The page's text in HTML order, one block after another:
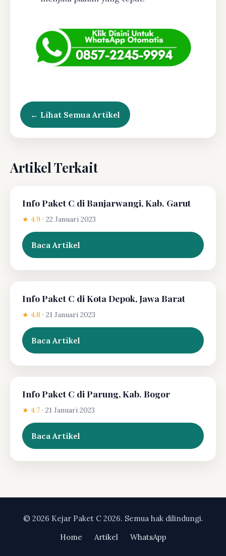
← Lihat Semua Artikel
Artikel Terkait
Info Paket C di Banjarwangi, Kab. Garut
★ 4.9 · 22 Januari 2023
Baca Artikel
Info Paket C di Kota Depok, Jawa Barat
★ 4.8 · 21 Januari 2023
Baca Artikel
Info Paket C di Parung, Kab. Bogor
★ 4.7 · 21 Januari 2023
Baca Artikel
© 2026 Kejar Paket C 2026. Semua hak dilindungi.
Home
Artikel WhatsApp